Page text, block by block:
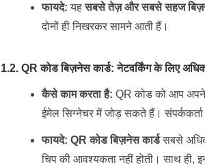
फायदे: यहसबसे तेज़ और सबसे सहज
दोनों ही निखरकर सामने आती हैं।
1.2. QR कोड बिज़नेस कार्ड: नेटवर्किंग के लिए
कैसे काम करता है: QR कोड को आप अपने
ईमेल सिग्नेचर में जोड़ सकते हैं।
फायदे: QR कोड बिज़नेस कार्डसबसे
चिप की आवश्यकता नहीं होती। साथ ही,